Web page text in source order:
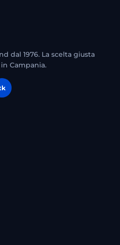
dal 1976. La scelta giusta
Campania.